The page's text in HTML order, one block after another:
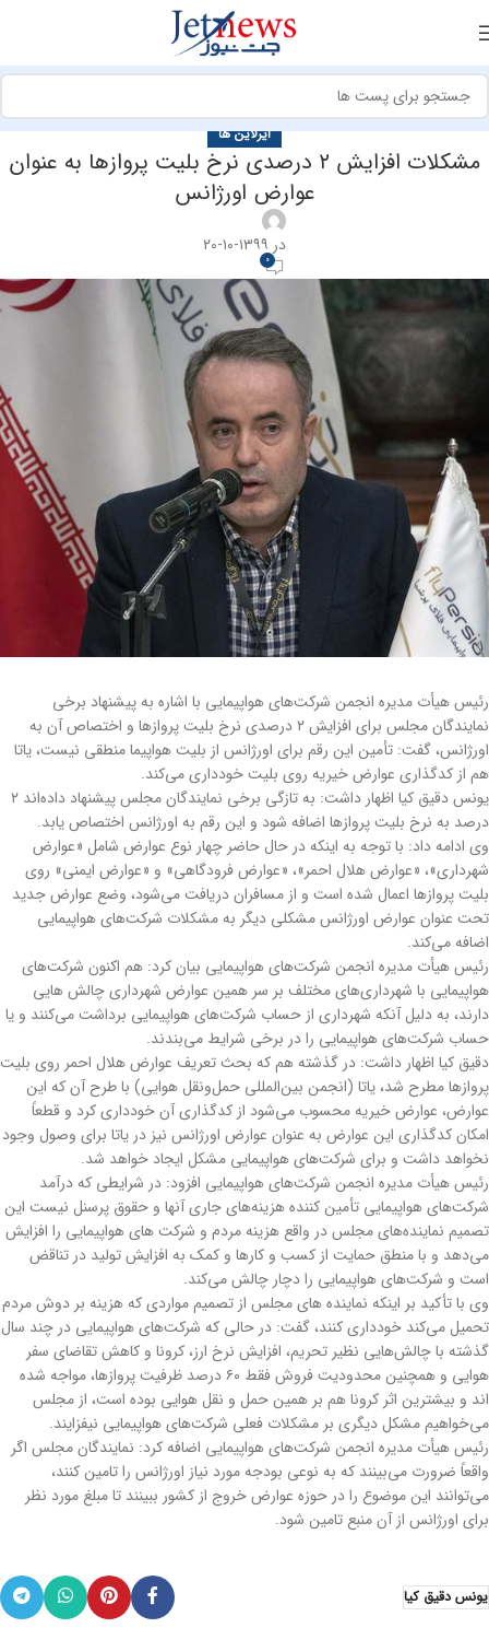
ایرلاین ها
مشکلات افزایش ۲ درصدی نرخ بلیت پروازها به عنوان
عوارض اورژانس
در ۱۳۹۹-۱۰-۲۰
0
رئیس هیأت مدیره انجمن شرکت‌های هواپیمایی با اشاره به پیشنهاد برخی
نمایندگان مجلس برای افزایش ۲ درصدی نرخ بلیت پروازها و اختصاص آن به
اورژانس، گفت: تأمین این رقم برای اورژانس از بلیت هواپیما منطقی نیست، یاتا
هم از کدگذاری عوارض خیریه روی بلیت خودداری می‌کند.
یونس دقیق کیا اظهار داشت: به تازگی برخی نمایندگان مجلس پیشنهاد داده‌اند ۲
درصد به نرخ بلیت پروازها اضافه شود و این رقم به اورژانس اختصاص یابد.
وی ادامه داد: با توجه به اینکه در حال حاضر چهار نوع عوارض شامل «عوارض
شهرداری»، «عوارض هلال احمر»، «عوارض فرودگاهی» و «عوارض ایمنی» روی
بلیت پروازها اعمال شده است و از مسافران دریافت می‌شود، وضع عوارض جدید
تحت عنوان عوارض اورژانس مشکلی دیگر به مشکلات شرکت‌های هواپیمایی
اضافه می‌کند.
رئیس هیأت مدیره انجمن شرکت‌های هواپیمایی بیان کرد: هم اکنون شرکت‌های
هواپیمایی با شهرداری‌های مختلف بر سر همین عوارض شهرداری چالش هایی
دارند، به دلیل آنکه شهرداری از حساب شرکت‌های هواپیمایی برداشت می‌کنند و یا
حساب شرکت‌های هواپیمایی را در برخی شرایط می‌بندند.
دقیق کیا اظهار داشت: در گذشته هم که بحث تعریف عوارض هلال احمر روی بلیت
پروازها مطرح شد، یاتا (انجمن بین‌المللی حمل‌ونقل هوایی) با طرح آن که این
عوارض، عوارض خیریه محسوب می‌شود از کدگذاری آن خودداری کرد و قطعاً
امکان کدگذاری این عوارض به عنوان عوارض اورژانس نیز در یاتا برای وصول وجود
نخواهد داشت و برای شرکت‌های هواپیمایی مشکل ایجاد خواهد شد.
رئیس هیأت مدیره انجمن شرکت‌های هواپیمایی افزود: در شرایطی که درآمد
شرکت‌های هواپیمایی تأمین کننده هزینه‌های جاری آنها و حقوق پرسنل نیست این
تصمیم نماینده‌های مجلس در واقع هزینه مردم و شرکت های هواپیمایی را افزایش
می‌دهد و با منطق حمایت از کسب و کارها و کمک به افزایش تولید در تناقض
است و شرکت‌های هواپیمایی را دچار چالش می‌کند.
وی با تأکید بر اینکه نماینده های مجلس از تصمیم مواردی که هزینه بر دوش مردم
تحمیل می‌کند خودداری کنند، گفت: در حالی که شرکت‌های هواپیمایی در چند سال
گذشته با چالش‌هایی نظیر تحریم، افزایش نرخ ارز، کرونا و کاهش تقاضای سفر
هوایی و همچنین محدودیت فروش فقط ۶۰ درصد ظرفیت پروازها، مواجه شده
اند و بیشترین اثر کرونا هم بر همین حمل و نقل هوایی بوده است، از مجلس
می‌خواهیم مشکل دیگری بر مشکلات فعلی شرکت‌های هواپیمایی نیفزایند.
رئیس هیأت مدیره انجمن شرکت‌های هواپیمایی اضافه کرد: نمایندگان مجلس اگر
واقعاً ضرورت می‌بینند که به نوعی بودجه مورد نیاز اورژانس را تامین کنند،
می‌توانند این موضوع را در حوزه عوارض خروج از کشور ببینند تا مبلغ مورد نظر
برای اورژانس از آن منبع تامین شود.
یونس دقیق کیا